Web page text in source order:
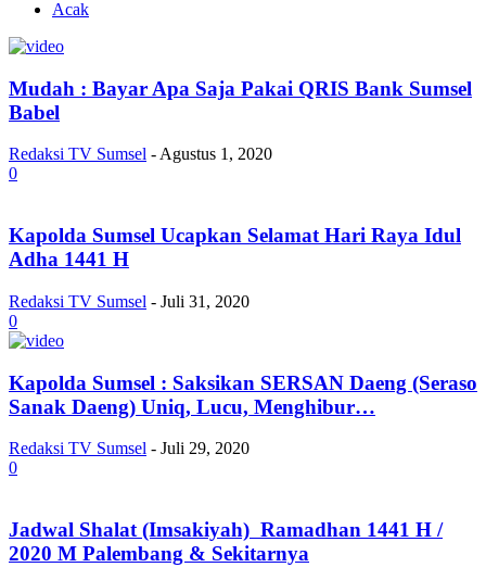
Acak
Mudah : Bayar Apa Saja Pakai QRIS Bank Sumsel
Babel
Redaksi TV Sumsel -Agustus 1, 2020
0
Kapolda Sumsel Ucapkan Selamat Hari Raya Idul
Adha 1441 H
Redaksi TV Sumsel - Juli 31, 2020
0
Kapolda Sumsel : Saksikan SERSAN Daeng (Seraso
Sanak Daeng) Uniq, Lucu, Menghibur…
Redaksi TV Sumsel - Juli 29, 2020
0
Jadwal Shalat (Imsakiyah) Ramadhan 1441 H /
2020 M Palembang & Sekitarnya